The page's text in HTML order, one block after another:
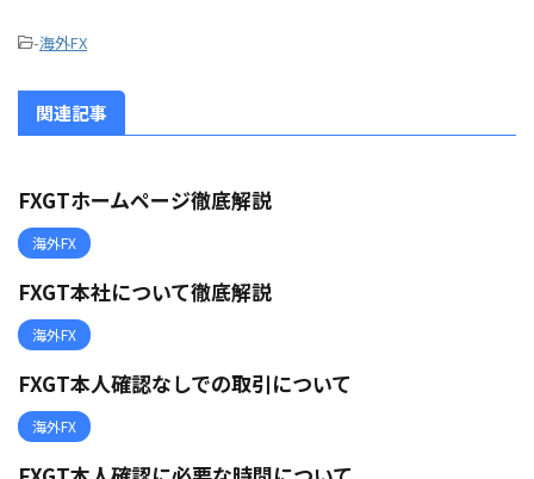
-海外FX
関連記事
FXGTホームページ徹底解説
海外FX
FXGT本社について徹底解説
海外FX
FXGT本人確認なしでの取引について
海外FX